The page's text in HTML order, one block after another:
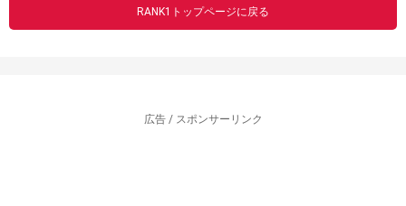
RANK1トップページに戻る
広告 / スポンサーリンク